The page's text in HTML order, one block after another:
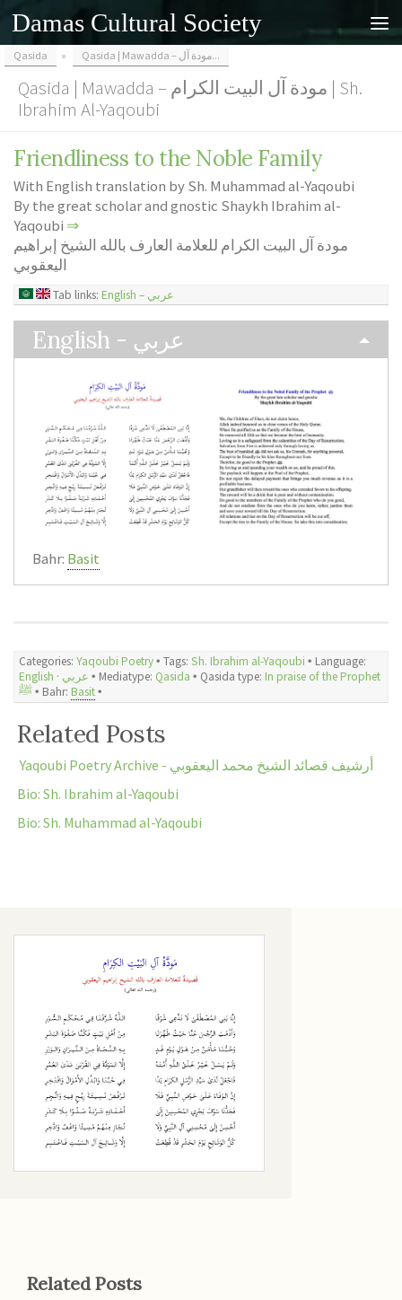
Skip to content
Damas Cultural Society
Qasida » Qasida | Mawadda – مودة آل...
Qasida | Mawadda – مودة آل البيت الكرام | Sh.
Ibrahim Al-Yaqoubi
Friendliness to the Noble Family
With English translation by Sh. Muhammad al-Yaqoubi
By the great scholar and gnostic Shaykh Ibrahim al-
Yaqoubi ⇒
مودة آل البيت الكرام للعلامة العارف بالله الشيخ إبراهيم
اليعقوبي
Tab links: English – عربي
English - عربي
Bahr: Basit
Categories: Yaqoubi Poetry🞄 Tags: Sh. Ibrahim al-Yaqoubi 🞄 Language:
English · عربي 🞄 Mediatype: Qasida 🞄 Qasida type: In praise of the Prophet
ﷺ🞄 Bahr: Basit🞄
Related Posts
Yaqoubi Poetry Archive - أرشيف قصائد الشيخ محمد اليعقوبي
Bio: Sh. Ibrahim al-Yaqoubi
Bio: Sh. Muhammad al-Yaqoubi
Related Posts